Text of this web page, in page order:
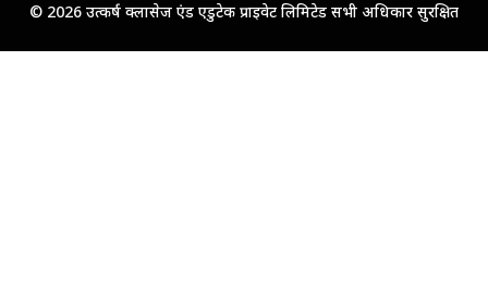
© 2026 उत्कर्ष क्लासेज एंड एडुटेक प्राइवेट लिमिटेड सभी अधिकार सुरक्षित